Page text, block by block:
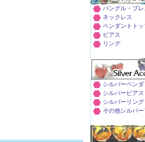
バングル・ブレ
ネックレス
ペンダントトッ
ピアス
リング
シルバーペンダ
シルバーピアス
シルバーリング
その他シルバ